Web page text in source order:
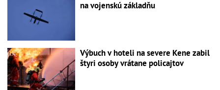
na vojenskú základňu
Výbuch v hoteli na severe Kene zabil
štyri osoby vrátane policajtov